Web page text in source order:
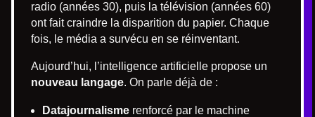
radio (années 30), puis la télévision (années 60)
ont fait craindre la disparition du papier. Chaque
fois, le média a survécu en se réinventant.
Aujourd’hui, l’intelligence artificielle propose un
nouveau langage. On parle déjà de :
Datajournalisme renforcé par le machine